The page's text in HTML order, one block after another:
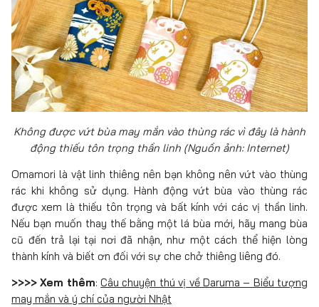
Không được vứt bùa may mắn vào thùng rác vì đây là hành
động thiếu tôn trọng thần linh (Nguồn ảnh: Internet)
Omamori là vật linh thiêng nên bạn không nên vứt vào thùng
rác khi không sử dụng. Hành động vứt bùa vào thùng rác
được xem là thiếu tôn trọng và bất kính với các vị thần linh.
Nếu bạn muốn thay thế bằng một lá bùa mới, hãy mang bùa
cũ đến trả lại tại nơi đã nhận, như một cách thể hiện lòng
thành kính và biết ơn đối với sự che chở thiêng liêng đó.
>>>> Xem thêm:Câu chuyện thú vị về Daruma – Biểu tượng
may mắn và ý chí của người Nhật